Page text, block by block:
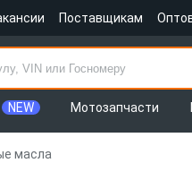
Поставщикам
NEW Мотозапчасти
масла